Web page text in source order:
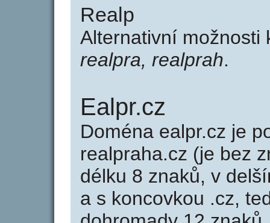
Realp
Alternativní
realpra, realprah.
Ealpr.cz
Doména ealpr.cz je
realpraha.cz (je bez
délku 8 znaků, v
a s koncovkou .cz,